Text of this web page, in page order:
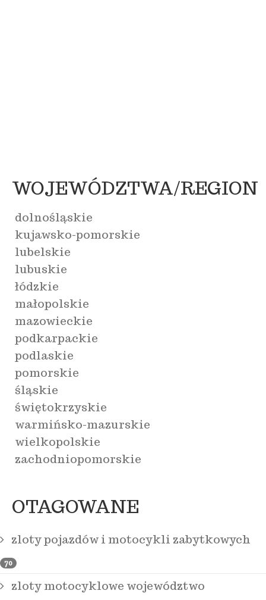
WOJEWÓDZTWA/REGION
dolnośląskie
kujawsko-pomorskie
lubelskie
lubuskie
łódzkie
małopolskie
mazowieckie
podkarpackie
podlaskie
pomorskie
śląskie
świętokrzyskie
warmińsko-mazurskie
wielkopolskie
zachodniopomorskie
OTAGOWANE
zloty pojazdów i motocykli zabytkowych
70
zloty motocyklowe województwo